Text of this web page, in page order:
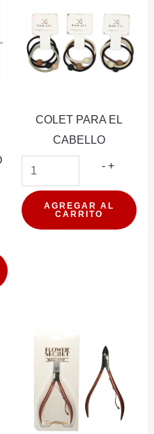
Y
OSITOS
cantidad
COLET PARA EL
CABELLO
- COLET
EL
+
AGREGAR AL
CARRITO